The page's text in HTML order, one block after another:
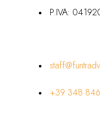
P.IVA:
+39 348